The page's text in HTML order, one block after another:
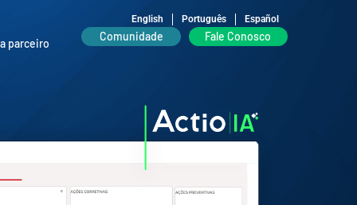
English Português Español
parceiro
Comunidade Fale Conosco